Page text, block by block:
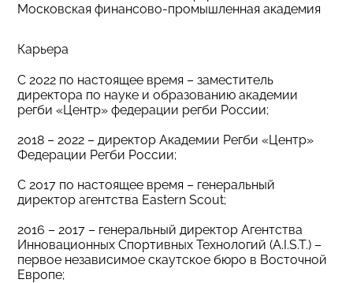
Московская финансово-промышленная академия
Карьера
C 2022 по настоящее время – заместитель
директора по науке и образованию академии
регби «Центр» федерации регби России;
2018 – 2022 – директор Академии Регби «Центр»
Федерации Регби России;
С 2017 по настоящее время – генеральный
директор агентства Eastern Scout;
2016 – 2017 – генеральный директор Агентства
Инновационных Спортивных Технологий (A.I.S.T.) –
первое независимое скаутское бюро в Восточной
Европе;